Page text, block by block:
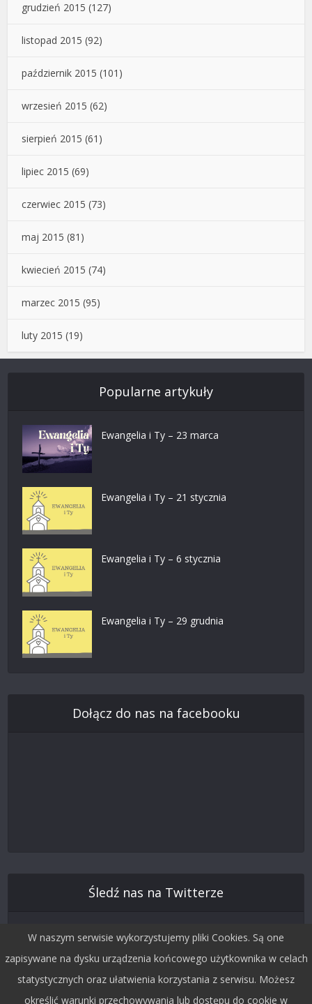
grudzień 2015 (127)
listopad 2015 (92)
październik 2015 (101)
wrzesień 2015 (62)
sierpień 2015 (61)
lipiec 2015 (69)
czerwiec 2015 (73)
maj 2015 (81)
kwiecień 2015 (74)
marzec 2015 (95)
luty 2015 (19)
Popularne artykuły
Ewangelia i Ty – 23 marca
Ewangelia i Ty – 21 stycznia
Ewangelia i Ty – 6 stycznia
Ewangelia i Ty – 29 grudnia
Dołącz do nas na facebooku
Śledź nas na Twitterze
W naszym serwisie wykorzystujemy pliki Cookies. Są one
zapisywane na dysku urządzenia końcowego użytkownika w celach
statystycznych oraz ułatwienia korzystania z serwisu. Możesz
określić warunki przechowywania lub dostępu do cookie w